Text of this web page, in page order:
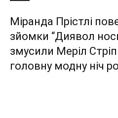
Міранда Прістлі
зйомки “Диявол
змусили Меріл
головну модну ніч